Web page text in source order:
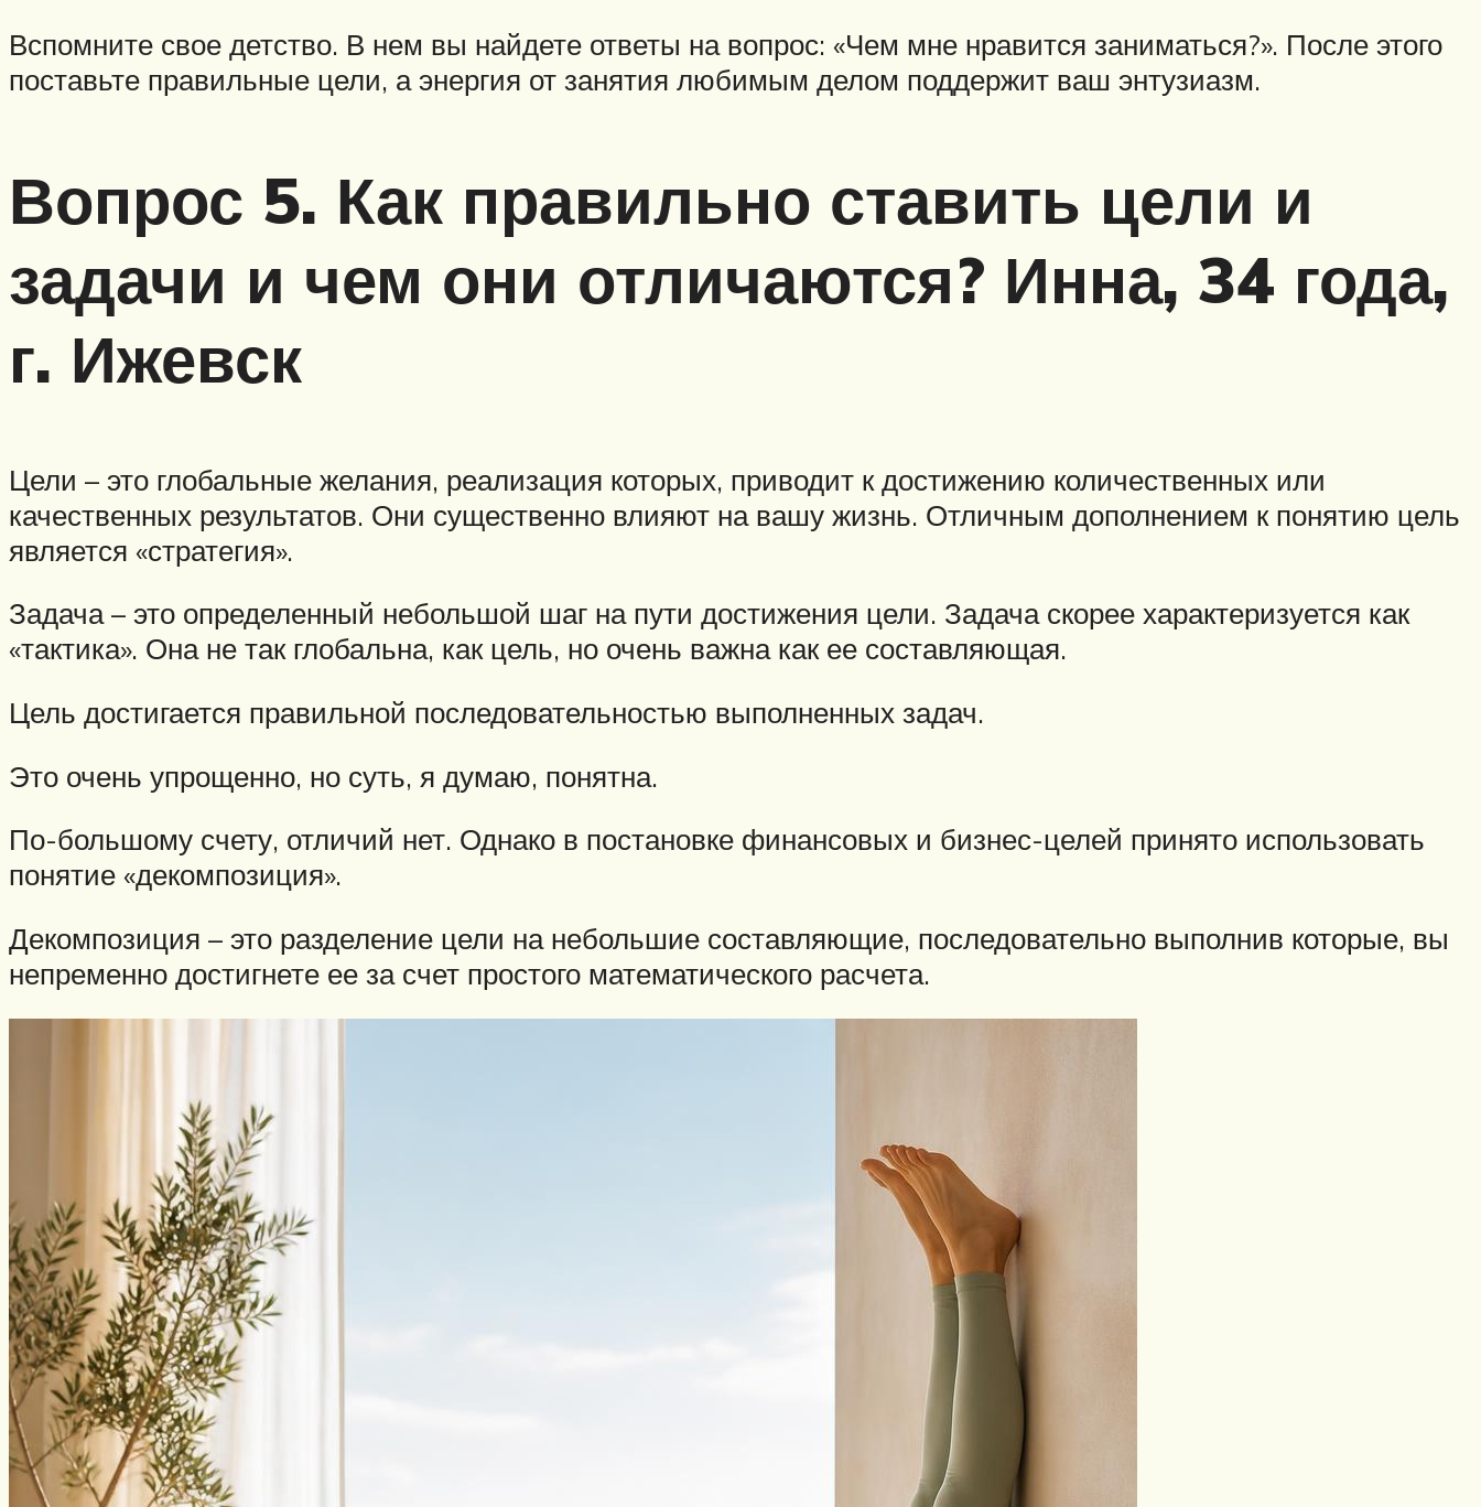
Вспомните свое детство. В нем вы найдете ответы на вопрос: «Чем мне нравится заниматься?». После этого
поставьте правильные цели, а энергия от занятия любимым делом поддержит ваш энтузиазм.
Вопрос 5. Как правильно ставить цели и
задачи и чем они отличаются? Инна, 34 года,
г. Ижевск
Цели – это глобальные желания, реализация которых, приводит к достижению количественных или
качественных результатов. Они существенно влияют на вашу жизнь. Отличным дополнением к понятию цель
является «стратегия».
Задача – это определенный небольшой шаг на пути достижения цели. Задача скорее характеризуется как
«тактика». Она не так глобальна, как цель, но очень важна как ее составляющая.
Цель достигается правильной последовательностью выполненных задач.
Это очень упрощенно, но суть, я думаю, понятна.
По-большому счету, отличий нет. Однако в постановке финансовых и бизнес-целей принято использовать
понятие «декомпозиция».
Декомпозиция – это разделение цели на небольшие составляющие, последовательно выполнив которые, вы
непременно достигнете ее за счет простого математического расчета.